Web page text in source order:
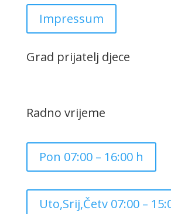
Impressum
Grad prijatelj djece
Radno vrijeme
Pon 07:00 – 16:00 h
Uto,Srij,Četv 07:00 –